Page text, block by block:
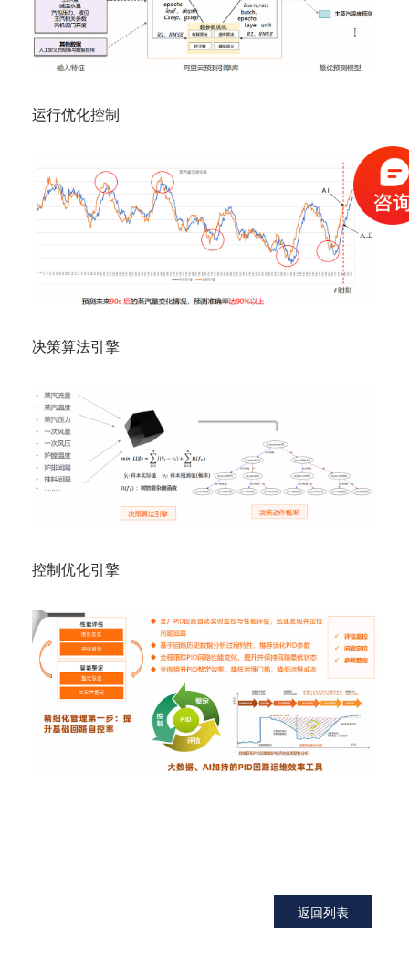
运行优化控制
决策算法引擎
控制优化引擎
返回列表